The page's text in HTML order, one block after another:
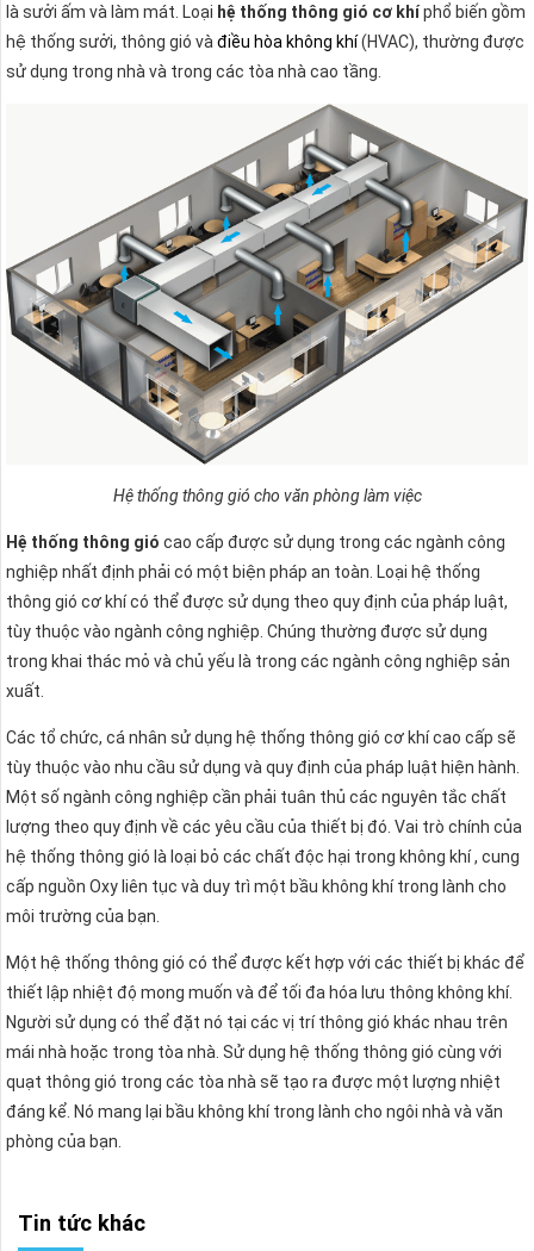
là sưởi ấm và làm mát. Loại hệ thống thông gió cơ khíphổ biến gồm
hệ thống sưởi, thông gió và điều hòa không khí(HVAC), thường được
sử dụng trong nhà và trong các tòa nhà cao tầng.
Hệ thống thông gió cho văn phòng làm việc
Hệ thống thông gió cao cấp được sử dụng trong các ngành công
nghiệp nhất định phải có một biện pháp an toàn. Loại hệ thống
thông gió cơ khí có thể được sử dụng theo quy định của pháp luật,
tùy thuộc vào ngành công nghiệp. Chúng thường được sử dụng
trong khai thác mỏ và chủ yếu là trong các ngành công nghiệp sản
xuất.
Các tổ chức, cá nhân sử dụng hệ thống thông gió cơ khí cao cấp sẽ
tùy thuộc vào nhu cầu sử dụng và quy định của pháp luật hiện hành.
Một số ngành công nghiệp cần phải tuân thủ các nguyên tắc chất
lượng theo quy định về các yêu cầu của thiết bị đó. Vai trò chính của
hệ thống thông gió là loại bỏ các chất độc hại trong không khí , cung
cấp nguồn Oxy liên tục và duy trì một bầu không khí trong lành cho
môi trường của bạn.
Một hệ thống thông gió có thể được kết hợp với các thiết bị khác để
thiết lập nhiệt độ mong muốn và để tối đa hóa lưu thông không khí.
Người sử dụng có thể đặt nó tại các vị trí thông gió khác nhau trên
mái nhà hoặc trong tòa nhà. Sử dụng hệ thống thông gió cùng với
quạt thông gió trong các tòa nhà sẽ tạo ra được một lượng nhiệt
đáng kể. Nó mang lại bầu không khí trong lành cho ngôi nhà và văn
phòng của bạn.
Tin tức khác